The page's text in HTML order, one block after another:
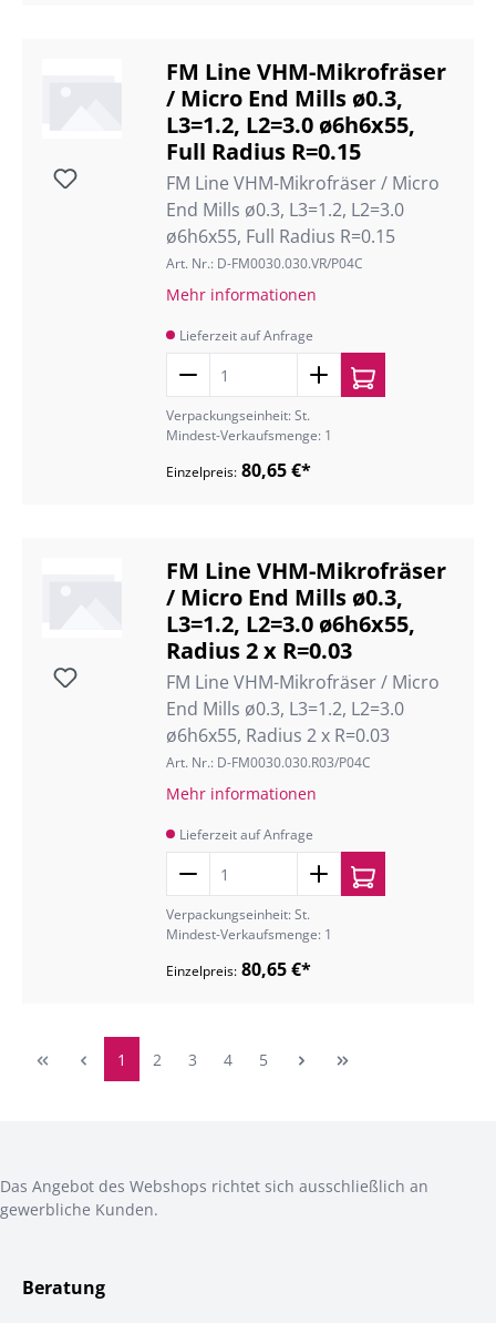
FM Line VHM-Mikrofräser
/ Micro End Mills ø0.3,
L3=1.2, L2=3.0 ø6h6x55,
Full Radius R=0.15
FM Line VHM-Mikrofräser / Micro
End Mills ø0.3, L3=1.2, L2=3.0
ø6h6x55, Full Radius R=0.15
Art. Nr.: D-FM0030.030.VR/P04C
Mehr informationen
Lieferzeit auf Anfrage
Verpackungseinheit: St.
Mindest-Verkaufsmenge: 1
Einzelpreis: 80,65 €*
FM Line VHM-Mikrofräser
/ Micro End Mills ø0.3,
L3=1.2, L2=3.0 ø6h6x55,
Radius 2 x R=0.03
FM Line VHM-Mikrofräser / Micro
End Mills ø0.3, L3=1.2, L2=3.0
ø6h6x55, Radius 2 x R=0.03
Art. Nr.: D-FM0030.030.R03/P04C
Mehr informationen
Lieferzeit auf Anfrage
Verpackungseinheit: St.
Mindest-Verkaufsmenge: 1
Einzelpreis: 80,65 €*
1 2 3 4 5
Das Angebot des Webshops richtet sich ausschließlich an
gewerbliche Kunden.
Beratung